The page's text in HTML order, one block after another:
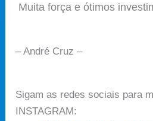
Muita força e ótimos
– André Cruz –
Sigam as redes sociais para
INSTAGRAM: